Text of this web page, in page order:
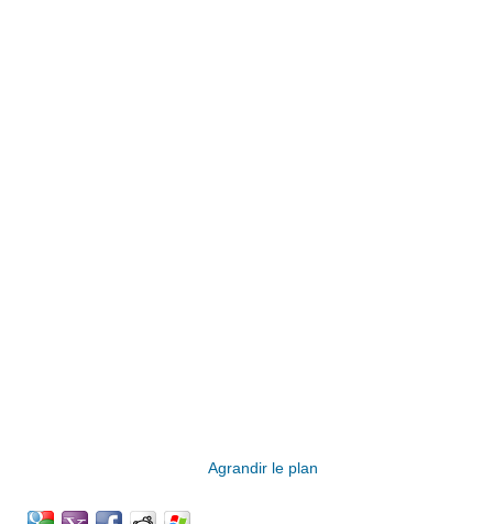
Agrandir le plan